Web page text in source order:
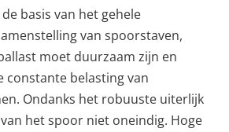
basis van het gehele
van spoorstaven,
moet duurzaam zijn en
constante belasting van
Ondanks het robuuste uiterlijk
het spoor niet oneindig. Hoge